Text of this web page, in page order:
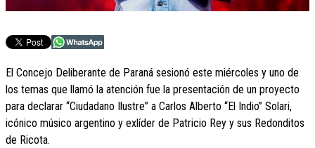
El Concejo Deliberante de Paraná sesionó este miércoles y uno de
los temas que llamó la atención fue la presentación de un proyecto
para declarar “Ciudadano Ilustre” a Carlos Alberto “El Indio” Solari,
icónico músico argentino y exlíder de Patricio Rey y sus Redonditos
de Ricota.